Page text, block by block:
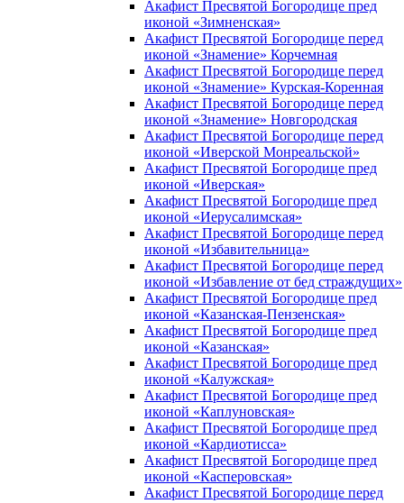
Акафист Пресвятой Богородице пред
иконой «Зимненская»
Акафист Пресвятой Богородице перед
иконой «Знамение» Корчемная
Акафист Пресвятой Богородице перед
иконой «Знамение» Курская-Коренная
Акафист Пресвятой Богородице перед
иконой «Знамение» Новгородская
Акафист Пресвятой Богородице перед
иконой «Иверской Монреальской»
Акафист Пресвятой Богородице пред
иконой «Иверская»
Акафист Пресвятой Богородице пред
иконой «Иерусалимская»
Акафист Пресвятой Богородице перед
иконой «Избавительница»
Акафист Пресвятой Богородице перед
иконой «Избавление от бед страждущих»
Акафист Пресвятой Богородице пред
иконой «Казанская-Пензенская»
Акафист Пресвятой Богородице пред
иконой «Казанская»
Акафист Пресвятой Богородице пред
иконой «Калужская»
Акафист Пресвятой Богородице пред
иконой «Каплуновская»
Акафист Пресвятой Богородице пред
иконой «Кардиотисса»
Акафист Пресвятой Богородице пред
иконой «Касперовская»
Акафист Пресвятой Богородице перед